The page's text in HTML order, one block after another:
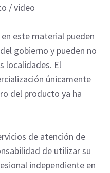
/ video
este material pueden
gobierno y pueden no
localidades. El
únicamente
del producto ya ha
de atención de
de utilizar su
independiente en